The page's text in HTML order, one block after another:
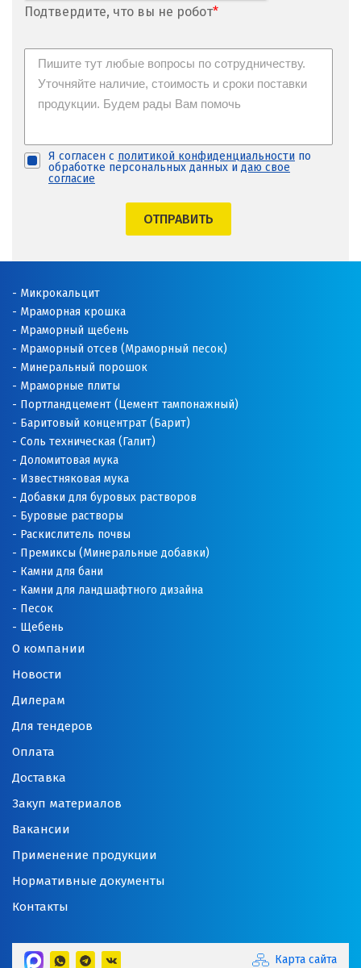
Подтвердите, что вы не робот*
Я согласен с политикой конфиденциальности по
обработке персональных данных и даю свое
согласие
ОТПРАВИТЬ
О компании
Новости
Дилерам
Для тендеров
Оплата
Доставка
Закуп материалов
Вакансии
Применение продукции
Нормативные документы
Контакты
Микрокальцит
Мраморная крошка
Мраморный щебень
Мраморный отсев (Мраморный песок)
Минеральный порошок
Мраморные плиты
Портландцемент (Цемент тампонажный)
Баритовый концентрат (Барит)
Соль техническая (Галит)
Доломитовая мука
Известняковая мука
Добавки для буровых растворов
Буровые растворы
Раскислитель почвы
Премиксы (Минеральные добавки)
Камни для бани
Камни для ландшафтного дизайна
Песок
Щебень
Карта сайта